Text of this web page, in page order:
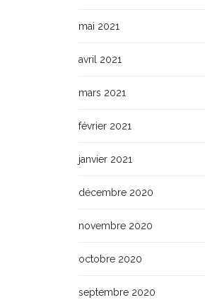
mai 2021
avril 2021
mars 2021
février 2021
janvier 2021
décembre 2020
novembre 2020
octobre 2020
septembre 2020